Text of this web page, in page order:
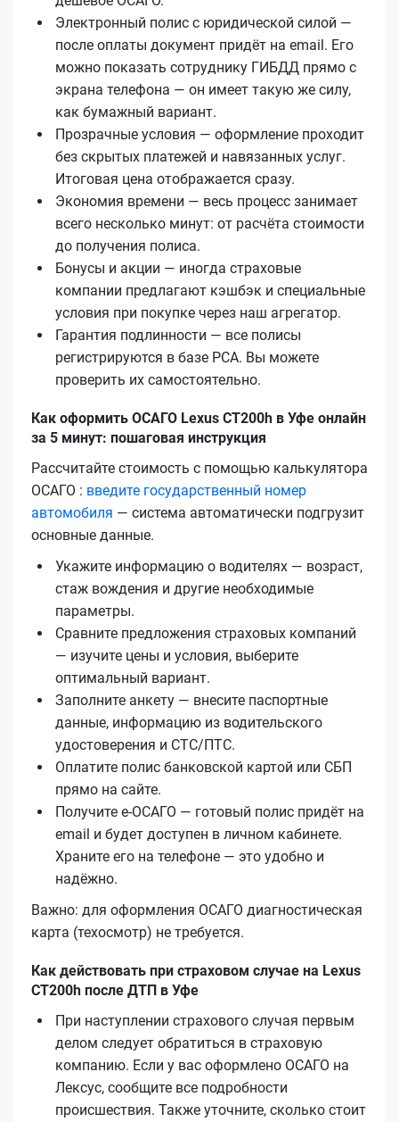
Электронный полис с юридической силой —
после оплаты документ придёт на email. Его
можно показать сотруднику ГИБДД прямо с
экрана телефона — он имеет такую же силу,
как бумажный вариант.
Прозрачные условия — оформление проходит
без скрытых платежей и навязанных услуг.
Итоговая цена отображается сразу.
Экономия времени — весь процесс занимает
всего несколько минут: от расчёта стоимости
до получения полиса.
Бонусы и акции — иногда страховые
компании предлагают кэшбэк и специальные
условия при покупке через наш агрегатор.
Гарантия подлинности — все полисы
регистрируются в базе РСА. Вы можете
проверить их самостоятельно.
Как оформить ОСАГО Lexus CT200h в Уфе онлайн
за 5 минут: пошаговая инструкция
Рассчитайте стоимость с помощью калькулятора
ОСАГО : введите государственный номер
автомобиля — система автоматически подгрузит
основные данные.
Укажите информацию о водителях — возраст,
стаж вождения и другие необходимые
параметры.
Сравните предложения страховых компаний
— изучите цены и условия, выберите
оптимальный вариант.
Заполните анкету — внесите паспортные
данные, информацию из водительского
удостоверения и СТС/ПТС.
Оплатите полис банковской картой или СБП
прямо на сайте.
Получите е‑ОСАГО — готовый полис придёт на
email и будет доступен в личном кабинете.
Храните его на телефоне — это удобно и
надёжно.
Важно: для оформления ОСАГО диагностическая
карта (техосмотр) не требуется.
Как действовать при страховом случае на Lexus
CT200h после ДТП в Уфе
При наступлении страхового случая первым
делом следует обратиться в страховую
компанию. Если у вас оформлено ОСАГО на
Лексус, сообщите все подробности
происшествия. Также уточните, сколько стоит